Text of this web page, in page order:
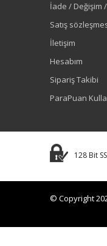
İade / Değişim
Satış
İletişim
Hesabım
Sipariş Takibi
ParaPuan
128 Bit
© Copyright